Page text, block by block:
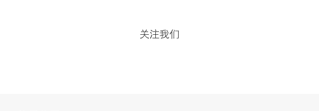
关注我们